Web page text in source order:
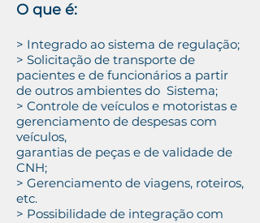
O que é:
> Integrado ao sistema de regulação;
> Solicitação de transporte de
pacientes e de funcionários a partir
de outros ambientes do Sistema;
> Controle de veículos e motoristas e
gerenciamento de despesas com
veículos,
garantias de peças e de validade de
CNH;
> Gerenciamento de viagens, roteiros,
etc.
> Possibilidade de integração com